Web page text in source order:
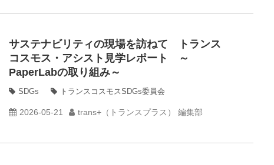
サステナビリティの現場を訪ねて トランス
コスモス・アシスト見学レポート ～
PaperLabの取り組み～
SDGs トランスコスモスSDGs委員会
2026-05-21 trans+（トランスプラス） 編集部